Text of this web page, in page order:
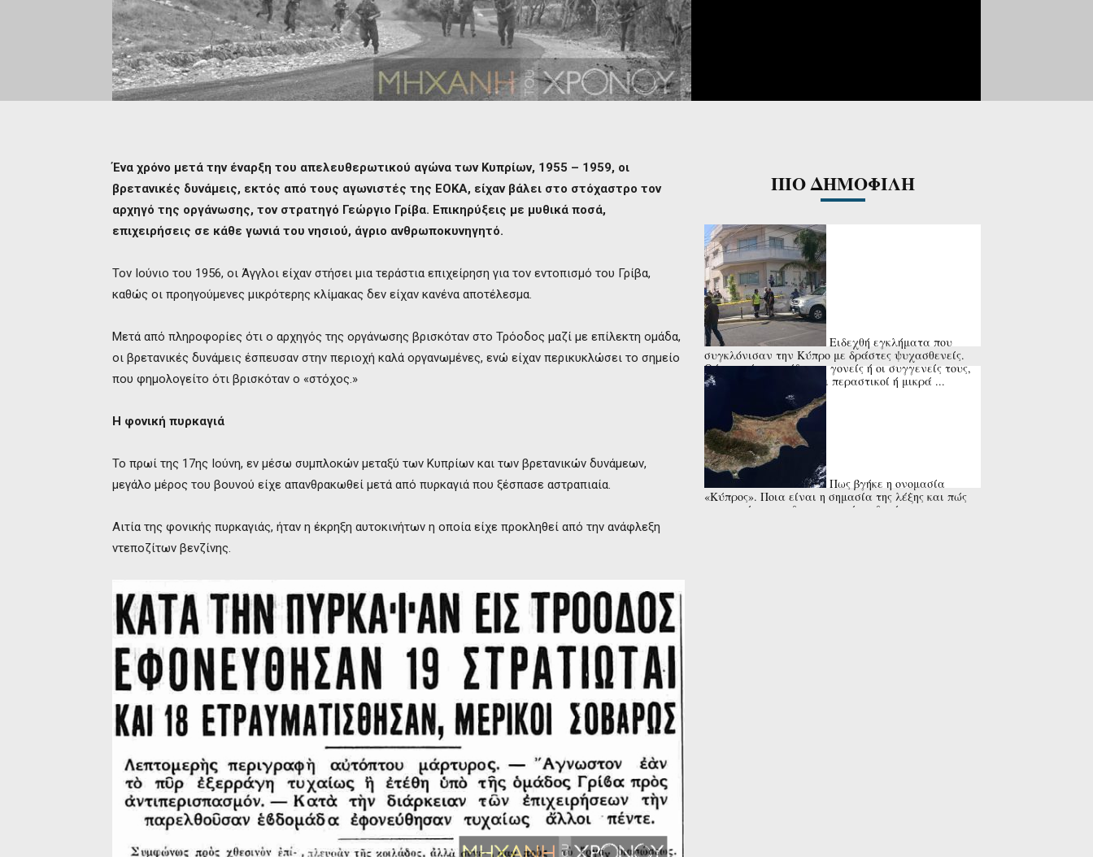
Ένα χρόνο μετά την έναρξη του απελευθερωτικού αγώνα των Κυπρίων, 1955 – 1959, οι
βρετανικές δυνάμεις, εκτός από τους αγωνιστές της ΕΟΚΑ, είχαν βάλει στο στόχαστρο τον
αρχηγό της οργάνωσης, τον στρατηγό Γεώργιο Γρίβα. Επικηρύξεις με μυθικά ποσά,
επιχειρήσεις σε κάθε γωνιά του νησιού, άγριο ανθρωποκυνηγητό.
Τον Ιούνιο του 1956, οι Άγγλοι είχαν στήσει μια τεράστια επιχείρηση για τον εντοπισμό του Γρίβα,
καθώς οι προηγούμενες μικρότερης κλίμακας δεν είχαν κανένα αποτέλεσμα.
Μετά από πληροφορίες ότι ο αρχηγός της οργάνωσης βρισκόταν στο Τρόοδος μαζί με επίλεκτη ομάδα,
οι βρετανικές δυνάμεις έσπευσαν στην περιοχή καλά οργανωμένες, ενώ είχαν περικυκλώσει το σημείο
που φημολογείτο ότι βρισκόταν ο «στόχος.»
Η φονική πυρκαγιά
Το πρωί της 17ης Ιούνη, εν μέσω συμπλοκών μεταξύ των Κυπρίων και των βρετανικών δυνάμεων,
μεγάλο μέρος του βουνού είχε απανθρακωθεί μετά από πυρκαγιά που ξέσπασε αστραπιαία.
Αιτία της φονικής πυρκαγιάς, ήταν η έκρηξη αυτοκινήτων η οποία είχε προκληθεί από την ανάφλεξη
ντεποζίτων βενζίνης.
ΠΙΟ ΔΗΜΟΦΙΛΗ
Ειδεχθή εγκλήματα που
συγκλόνισαν την Κύπρο με δράστες ψυχασθενείς.
Θύματα ήταν οι ίδιοι οι γονείς ή οι συγγενείς τους,
αλλά και ανυποψίαστοι περαστικοί ή μικρά ...
Πως βγήκε η ονομασία
«Κύπρος». Ποια είναι η σημασία της λέξης και πώς
συναντώνται οι διαφορετικές εκδοχές